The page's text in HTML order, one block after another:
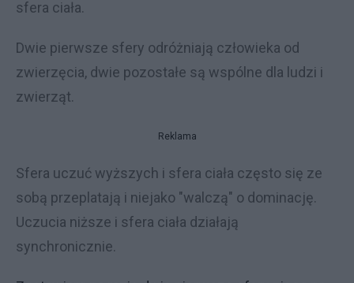
sfera ciała.
Dwie pierwsze sfery odróżniają człowieka od
zwierzęcia, dwie pozostałe są wspólne dla ludzi i
zwierząt.
Reklama
Sfera uczuć wyższych i sfera ciała często się ze
sobą przeplatają i niejako "walczą" o dominację.
Uczucia niższe i sfera ciała działają
synchronicznie.